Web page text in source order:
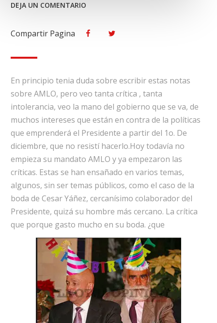
DEJA UN COMENTARIO
LA
Compartir Pagina FacebookTwitter
En principio tenia duda sobre escribir estas notas
sobre AMLO, pero veo tanta crítica , tanta
intolerancia, veo la mano del gobierno que se va, de
muchos intereses que están en contra de la políticas
que emprenderá el Presidente a partir del 1o. De
diciembre, que no resistí hacerlo.Hoy todavía no
empieza su mandato AMLO y ya empezaron las
críticas. Estas se han ensañado en varios temas,
algunos, sin ser temas públicos, como el caso de la
boda de Cesar Yáñez, cercanísimo colaborador del
Presidente, quizá su hombre más cercano. La crítica
que porque gasto mucho en su boda. ¿que